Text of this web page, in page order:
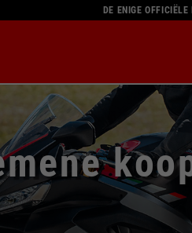
DE ENIGE OFFICIËLE